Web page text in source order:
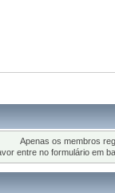
Apenas os membros
entre no formulário em